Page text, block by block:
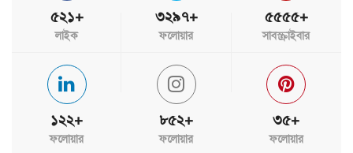
৫২১+
লাইক
৩২৯৭+
ফলোয়ার
৫৫৫৫+
সাবস্ক্রাইবার
১২২+
ফলোয়ার
৮৫২+
ফলোয়ার
৩৫+
ফলোয়ার